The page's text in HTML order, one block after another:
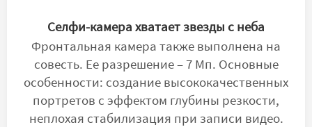
Селфи-камера хватает звезды с неба
Фронтальная камера также выполнена на
совесть. Ее разрешение – 7 Мп. Основные
особенности: создание высококачественных
портретов с эффектом глубины резкости,
неплохая стабилизация при записи видео.